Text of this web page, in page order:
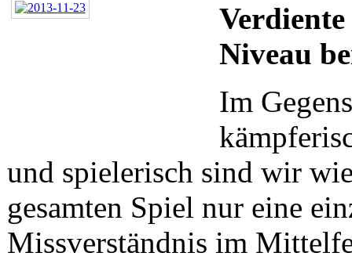
Niveau
Im
und spielerisch sind wir
gesamten Spiel nur eine
Missverständnis im